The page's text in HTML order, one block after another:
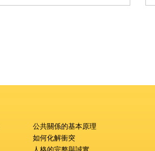
公共關係的基本原理
如何化解衝突